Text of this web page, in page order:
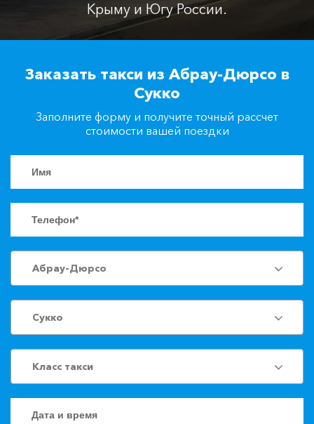
+7(861)217-90-04
Заказать такси
Крыму и Югу России.
Заказать такси из Абрау-Дюрсо в
Сукко
Заполните форму и получите точный рассчет
стоимости вашей поездки
Абрау-Дюрсо
Сукко
Класс такси